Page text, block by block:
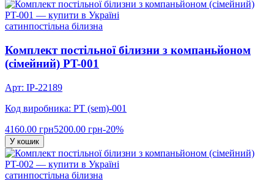
сатинпостільна білизна
Комплект постільної білизни з компаньйоном
(сімейний) PT-001
Арт: IP-22189
Код виробника: PT (sem)-001
4160.00 грн5200.00 грн-20%
У кошик
сатинпостільна білизна